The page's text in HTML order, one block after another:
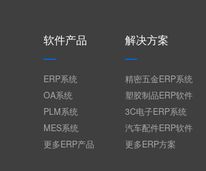
软件产品
ERP系统
OA系统
PLM系统
MES系统
更多ERP产品
解决方案
精密五金ERP系统
塑胶制品ERP软件
3C电子ERP系统
汽车配件ERP软件
更多ERP方案